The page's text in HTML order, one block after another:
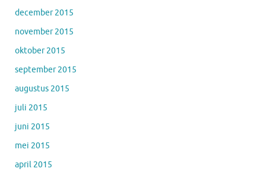
december 2015
november 2015
oktober 2015
september 2015
augustus 2015
juli 2015
juni 2015
mei 2015
april 2015